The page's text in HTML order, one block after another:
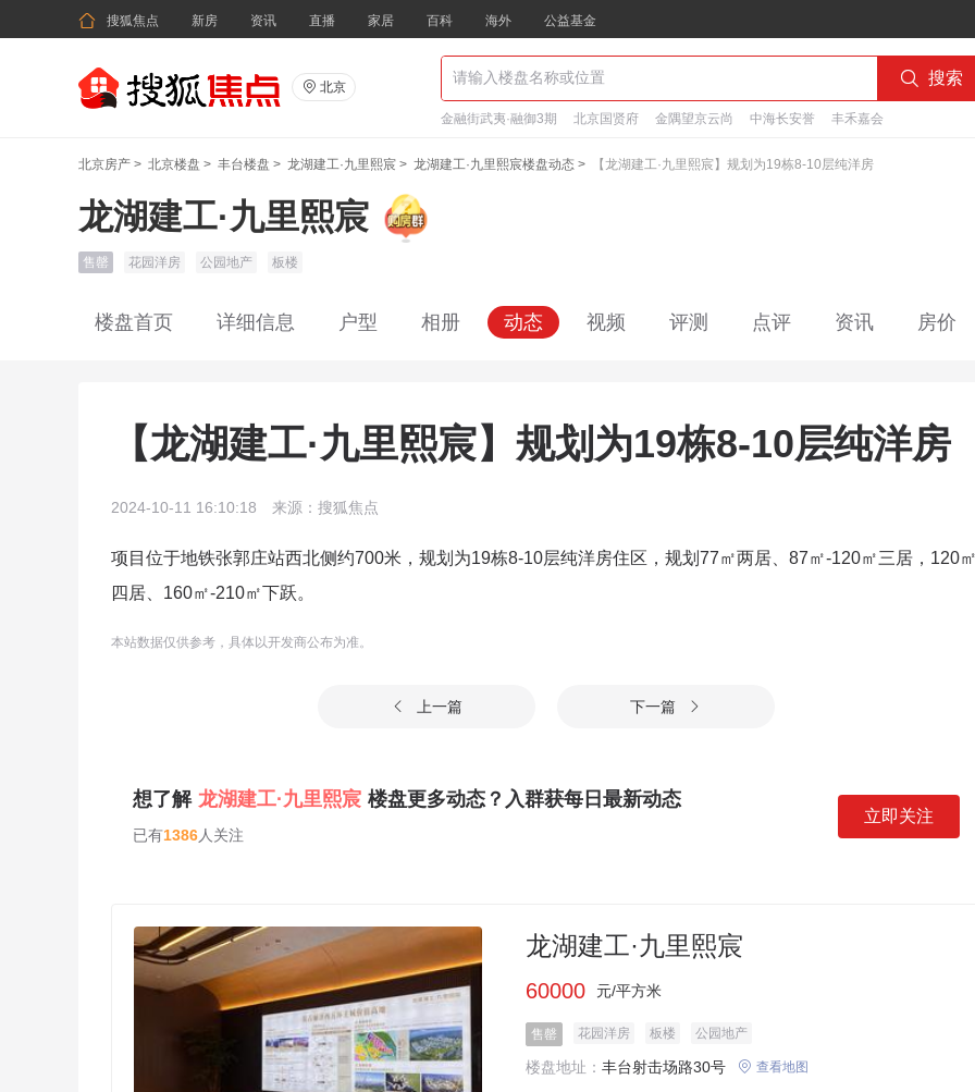
 搜狐焦点 新房 资讯 直播 家居 百科 海外 公益基金
 北京  搜索
金融街武夷·融御3期 北京国贤府 金隅望京云尚 中海长安誉 丰禾嘉会
北京房产 > 北京楼盘 > 丰台楼盘 > 龙湖建工·九里熙宸 > 龙湖建工·九里熙宸楼盘动态 > 【龙湖建工·九里熙宸】规划为19栋8-10层纯洋房
龙湖建工·九里熙宸
售罄 花园洋房 公园地产 板楼
楼盘首页 详细信息 户型 相册 动态 视频 评测 点评 资讯 房价
【龙湖建工·九里熙宸】规划为19栋8-10层纯洋房
2024-10-11 16:10:18 来源：搜狐焦点
项目位于地铁张郭庄站西北侧约700米，规划为19栋8-10层纯洋房住区，规划77㎡两居、87㎡-120㎡三居，120㎡
四居、160㎡-210㎡下跃。
本站数据仅供参考，具体以开发商公布为准。
 上一篇 下一篇 
想了解 龙湖建工·九里熙宸 楼盘更多动态？入群获每日最新动态
已有1386人关注
立即关注
龙湖建工·九里熙宸
60000 元/平方米
售罄 花园洋房 板楼 公园地产
楼盘地址： 丰台射击场路30号  查看地图